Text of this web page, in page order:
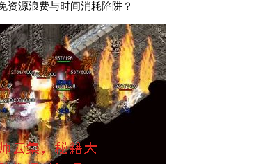
资源浪费与时间消耗陷阱？